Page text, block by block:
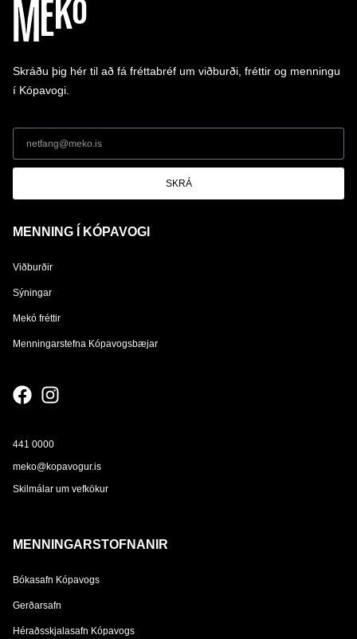
Skráðu þig hér til að fá fréttabréf um viðburði, fréttir og menningu
í Kópavogi.
SKRÁ
MENNING Í KÓPAVOGI
Viðburðir
Sýningar
Mekó fréttir
Menningarstefna Kópavogsbæjar
441 0000
meko@kopavogur.is
Skilmálar um vefkökur
MENNINGARSTOFNANIR
Bókasafn Kópavogs
Gerðarsafn
Héraðsskjalasafn Kópavogs